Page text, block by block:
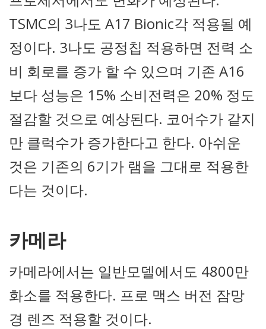
TSMC의 3나도 A17 Bionic각 적용될 예
정이다. 3나도 공정칩 적용하면 전력 소
비 회로를 증가 할 수 있으며 기존 A16
보다 성능은 15% 소비전력은 20% 정도
절감할 것으로 예상된다. 코어수가 같지
만 클럭수가 증가한다고 한다. 아쉬운
것은 기존의 6기가 램을 그대로 적용한
다는 것이다.
카메라
카메라에서는 일반모델에서도 4800만
화소를 적용한다. 프로 맥스 버전 잠망
경 렌즈 적용할 것이다.